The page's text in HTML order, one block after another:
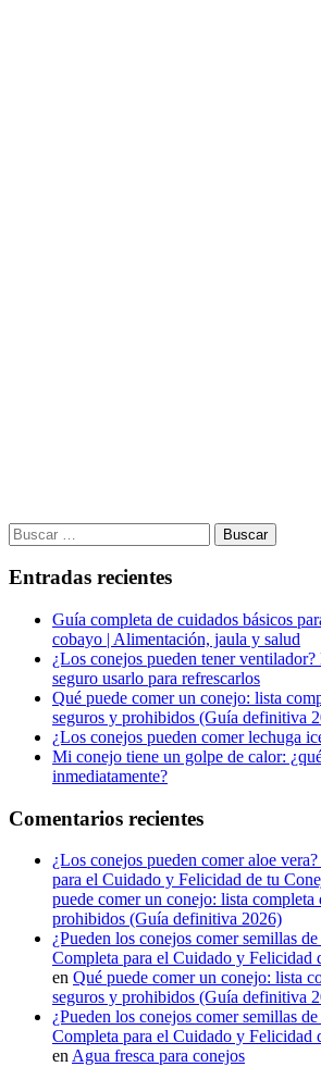
Buscar:
Entradas recientes
Guía completa de cuidados básicos
cobayo | Alimentación, jaula y salud
¿Los conejos pueden tener
seguro usarlo para refrescarlos
Qué puede comer un conejo: lista
seguros y prohibidos (Guía definitiva
¿Los conejos pueden comer lechuga
Mi conejo tiene un golpe de calor:
inmediatamente?
Comentarios recientes
¿Los conejos pueden comer aloe
para el Cuidado y Felicidad de tu
puede comer un conejo: lista completa
prohibidos (Guía definitiva 2026)
¿Pueden los conejos comer semillas
Completa para el Cuidado y Felicidad
en Qué puede comer un conejo: lista
seguros y prohibidos (Guía definitiva
¿Pueden los conejos comer semillas
Completa para el Cuidado y Felicidad
enAgua fresca para conejos